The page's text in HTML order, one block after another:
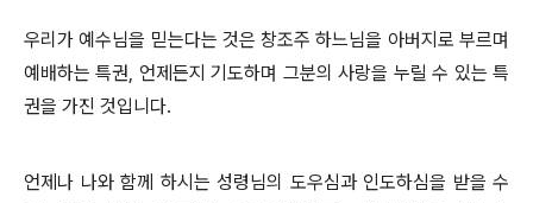
우리가 예수님을 믿는다는 것은 창조주 하느님을 아버지로 부르며
예배하는 특권, 언제든지 기도하며 그분의 사랑을 누릴 수 있는 특
권을 가진 것입니다.
언제나 나와 함께 하시는 성령님의 도우심과 인도하심을 받을 수